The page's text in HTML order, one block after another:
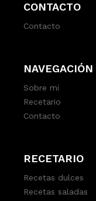
CONTACTO
Contacto
NAVEGACIÓN
Sobre mi
Recetario
Contacto
RECETARIO
Recetas dulces
Recetas saladas